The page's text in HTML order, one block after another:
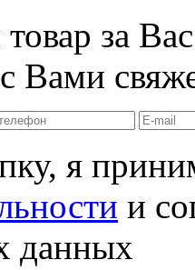
за
Вами
я
и
данных